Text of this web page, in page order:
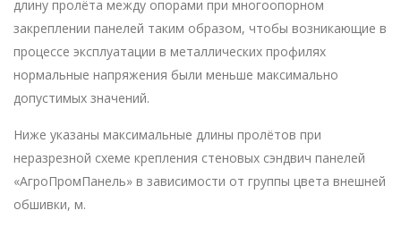
длину пролёта между опорами при многоопорном
закреплении панелей таким образом, чтобы возникающие в
процессе эксплуатации в металлических профилях
нормальные напряжения были меньше максимально
допустимых значений.
Ниже указаны максимальные длины пролётов при
неразрезной схеме крепления стеновых сэндвич панелей
«АгроПромПанель» в зависимости от группы цвета внешней
обшивки, м.